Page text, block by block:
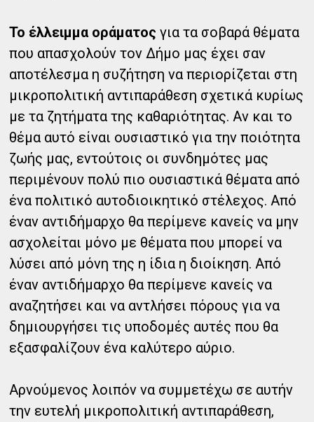
Το έλλειμμα οράματος για τα σοβαρά θέματα
που απασχολούν τον Δήμο μας έχει σαν
αποτέλεσμα η συζήτηση να περιορίζεται στη
μικροπολιτική αντιπαράθεση σχετικά κυρίως
με τα ζητήματα της καθαριότητας. Αν και το
θέμα αυτό είναι ουσιαστικό για την ποιότητα
ζωής μας, εντούτοις οι συνδημότες μας
περιμένουν πολύ πιο ουσιαστικά θέματα από
ένα πολιτικό αυτοδιοικητικό στέλεχος. Από
έναν αντιδήμαρχο θα περίμενε κανείς να μην
ασχολείται μόνο με θέματα που μπορεί να
λύσει από μόνη της η ίδια η διοίκηση. Από
έναν αντιδήμαρχο θα περίμενε κανείς να
αναζητήσει και να αντλήσει πόρους για να
δημιουργήσει τις υποδομές αυτές που θα
εξασφαλίζουν ένα καλύτερο αύριο.
Αρνούμενος λοιπόν να συμμετέχω σε αυτήν
την ευτελή μικροπολιτική αντιπαράθεση,